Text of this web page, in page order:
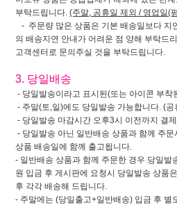
부탁드립니다. (주말, 공휴일 제외 / 영업일(
- 주문량 많은 상품은 기본 배송일보다 지
의 배송지연 안내가 어려운 점 양해 부탁드
고객센터로 문의주실 것을 부탁드립니다.
3. 당일배송
- 당일발송이라고 표시된(또는 아이콘 부착
- 주말(토,일)에도 당일발송 가능합니다. (
- 당일발송 마감시간 오후3시 이전까지 결
- 당일발송 아닌 일반배송 상품과 함께 주
상품 배송일에 함께 출고됩니다.
- 일반배송 상품과 함께 주문한 경우 당일
원 입금 후 게시판에 요청시 당일발송 상품
후 각각 배송해 드립니다.
- 주말에는 (당일출고+일반배송) 입금 후 별